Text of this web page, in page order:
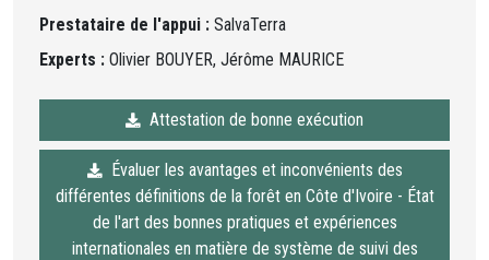
Prestataire de l'appui : SalvaTerra
Experts : Olivier BOUYER, Jérôme MAURICE
Attestation de bonne exécution
Évaluer les avantages et inconvénients des
différentes définitions de la forêt en Côte d'Ivoire - État
de l'art des bonnes pratiques et expériences
internationales en matière de système de suivi des